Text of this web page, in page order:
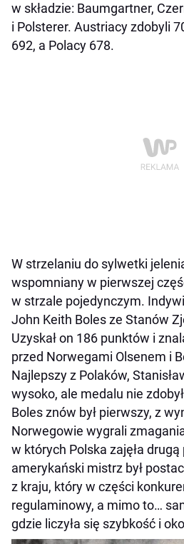
w składzie: Baumgartner,
i Polsterer. Austriacy zdobyli
692, a Polacy 678.
W strzelaniu do sylwetki
wspomniany w pierwszej
w strzale pojedynczym.
John Keith Boles ze Stanów
Uzyskał on 186 punktów i
przed Norwegami Olsenem i
Najlepszy z Polaków,
wysoko, ale medalu nie
Boles znów był pierwszy, z
Norwegowie wygrali
w których Polska zajęła
amerykański mistrz był
z kraju, który w części
regulaminowy, a mimo to…
gdzie liczyła się szybkość i